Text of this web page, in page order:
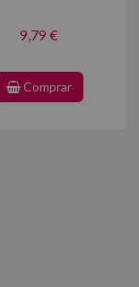
9,79 €
Comprar